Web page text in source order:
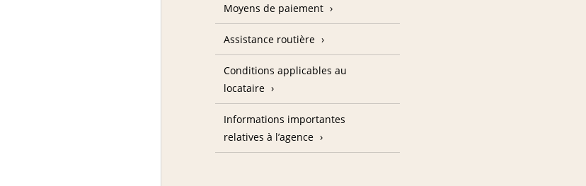
Moyens de paiement
Assistance routière
Conditions applicables au
locataire
Informations importantes
relatives à l’agence